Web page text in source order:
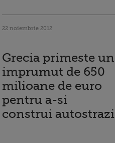
22 noiembrie 2012
Grecia primeste un
imprumut de 650
milioane de euro
pentru a-si
construi autostrazi